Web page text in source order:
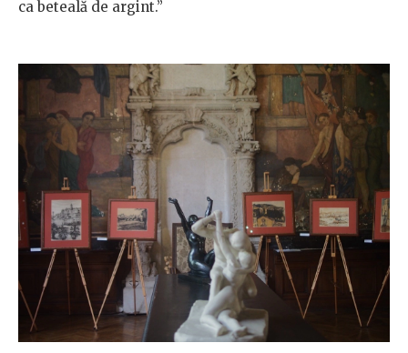
ca beteală de argint.”